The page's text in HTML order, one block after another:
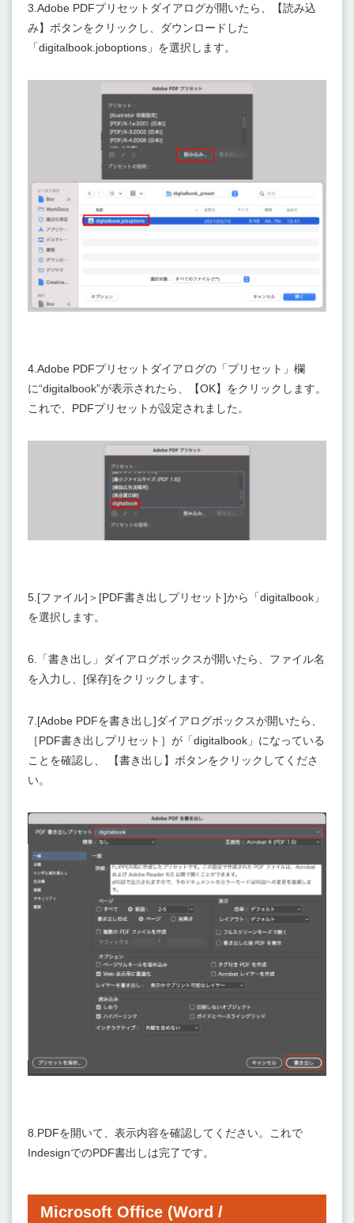
3.Adobe PDFプリセットダイアログが開いたら、【読み込
み】ボタンをクリックし、ダウンロードした
「digitalbook.joboptions」を選択します。
4.Adobe PDFプリセットダイアログの「プリセット」欄
に“digitalbook”が表示されたら、【OK】をクリックします。
これで、PDFプリセットが設定されました。
5.[ファイル]＞[PDF書き出しプリセット]から「digitalbook」
を選択します。
6.「書き出し」ダイアログボックスが開いたら、ファイル名
を入力し、[保存]をクリックします。
7.[Adobe PDFを書き出し]ダイアログボックスが開いたら、
［PDF書き出しプリセット］が「digitalbook」になっている
ことを確認し、 【書き出し】ボタンをクリックしてくださ
い。
8.PDFを開いて、表示内容を確認してください。これで
IndesignでのPDF書出しは完了です。
Microsoft Office (Word /